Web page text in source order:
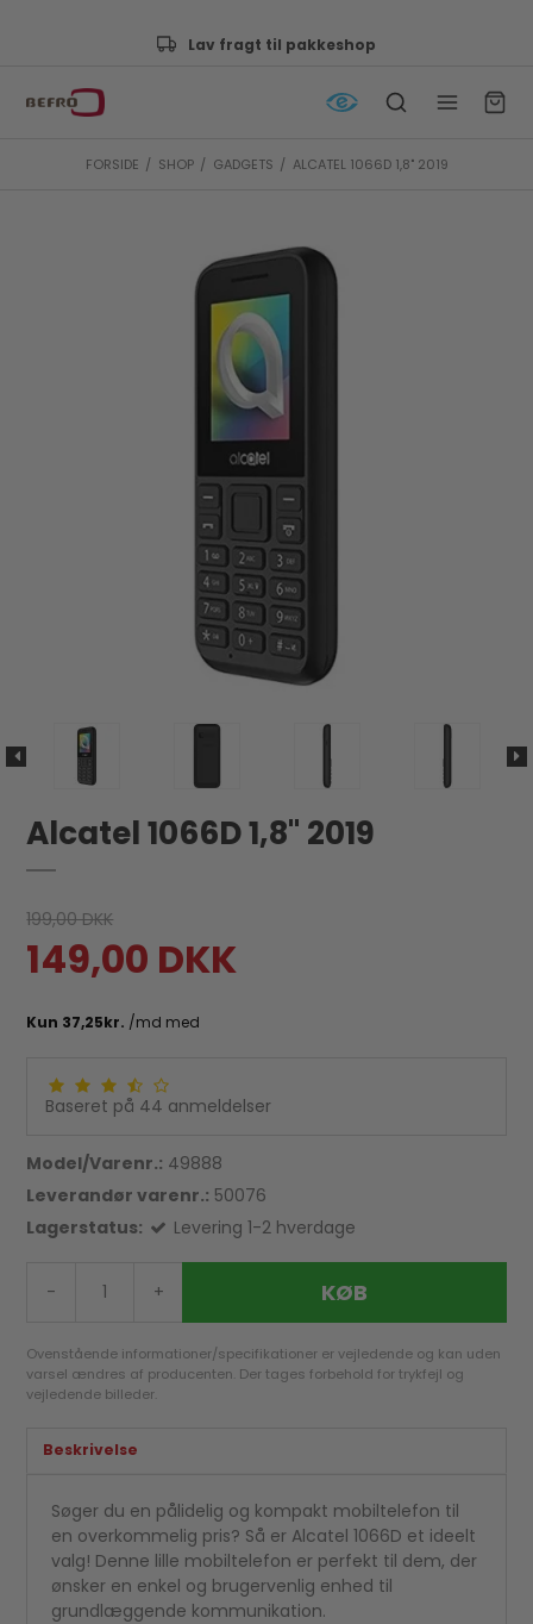
Godkendt af e-mærket
FORSIDE / SHOP / GADGETS / ALCATEL 1066D 1,8" 2019
Alcatel 1066D 1,8" 2019
199,00 DKK
149,00 DKK
Baseret på 44 anmeldelser
Model/Varenr.: 49888
Leverandør varenr.: 50076
Lagerstatus:
Levering 1-2 hverdage
- + KØB
Ovenstående informationer/specifikationer er vejledende og kan uden
varsel ændres af producenten. Der tages forbehold for trykfejl og
vejledende billeder.
Beskrivelse
Søger du en pålidelig og kompakt mobiltelefon til
en overkommelig pris? Så er Alcatel 1066D et ideelt
valg! Denne lille mobiltelefon er perfekt til dem, der
ønsker en enkel og brugervenlig enhed til
grundlæggende kommunikation.